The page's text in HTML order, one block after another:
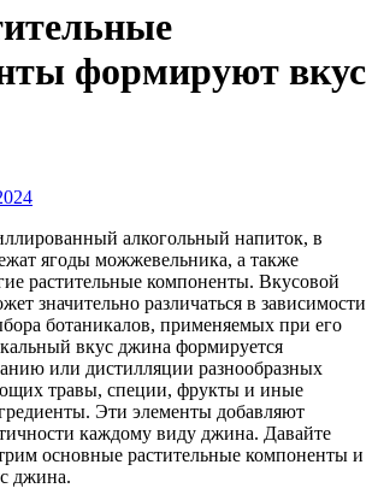
формируют вкус
алкогольный напиток, в
ягоды можжевельника, а также
растительные компоненты. Вкусовой
значительно различаться в зависимости
ботаникалов, применяемых при его
вкус джина формируется
или дистилляции разнообразных
травы, специи, фрукты и иные
Эти элементы добавляют
каждому виду джина. Давайте
основные растительные компоненты и
джина.